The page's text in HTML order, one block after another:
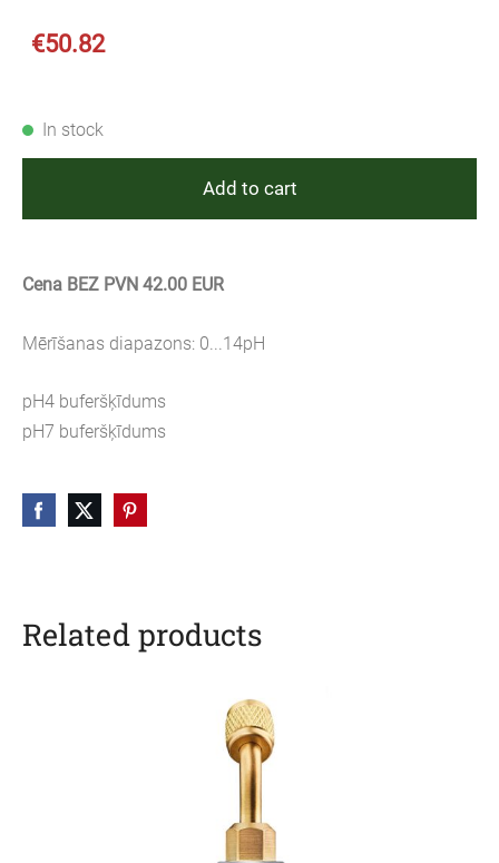
€50.82
In stock
Add to cart
Cena BEZ PVN 42.00 EUR
Mērīšanas diapazons: 0...14pH
pH4 buferšķīdums
pH7 buferšķīdums
Related products